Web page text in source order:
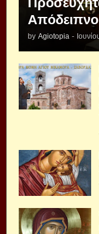
Απόδειπνο
by Agiotopia -